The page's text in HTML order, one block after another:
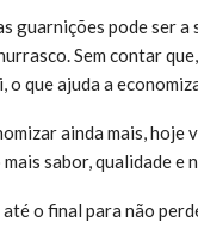
guarnições pode ser
Sem contar
o que ajuda a
ainda mais,
sabor, qualidade e
o final para não